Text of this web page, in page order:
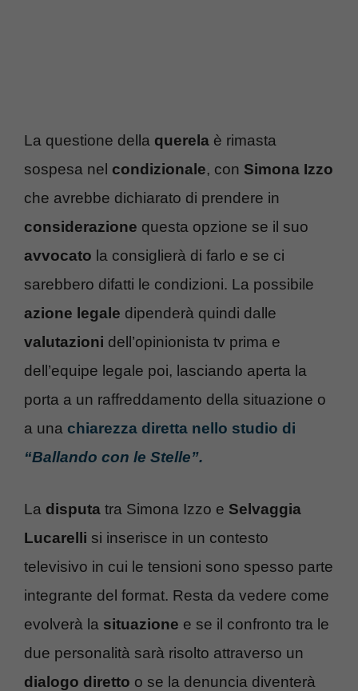
La questione della querela è rimasta
sospesa nel condizionale, con Simona Izzo
che avrebbe dichiarato di prendere in
considerazione questa opzione se il suo
avvocato la consiglierà di farlo e se ci
sarebbero difatti le condizioni. La possibile
azione legale dipenderà quindi dalle
valutazioni dell’opinionista tv prima e
dell’equipe legale poi, lasciando aperta la
porta a un raffreddamento della situazione o
a una chiarezza diretta nello studio di
“Ballando con le Stelle”.
La disputa tra Simona Izzo e Selvaggia
Lucarelli si inserisce in un contesto
televisivo in cui le tensioni sono spesso parte
integrante del format. Resta da vedere come
evolverà la situazione e se il confronto tra le
due personalità sarà risolto attraverso un
dialogo diretto o se la denuncia diventerà